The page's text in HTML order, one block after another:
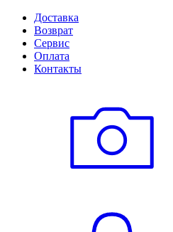
Доставка
Возврат
Сервис
Оплата
Контакты